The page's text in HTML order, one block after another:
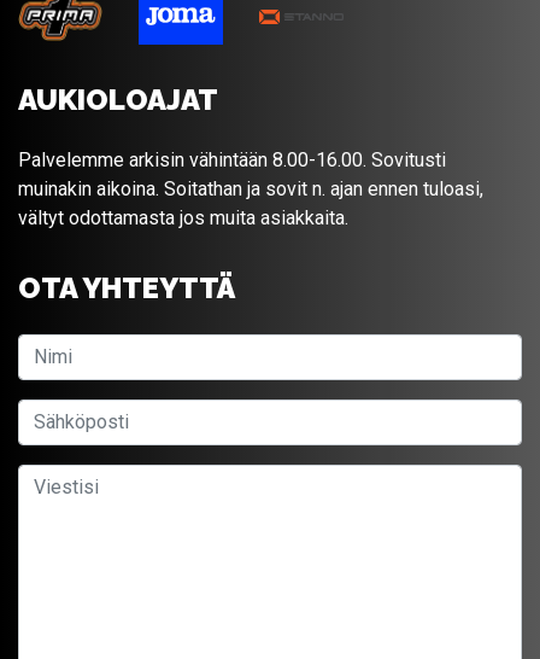
AUKIOLOAJAT
Palvelemme arkisin vähintään 8.00-16.00. Sovitusti
muinakin aikoina. Soitathan ja sovit n. ajan ennen tuloasi,
vältyt odottamasta jos muita asiakkaita.
OTA YHTEYTTÄ